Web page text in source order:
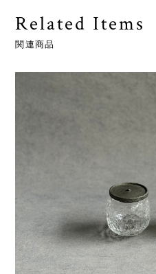
Related Items
関連商品